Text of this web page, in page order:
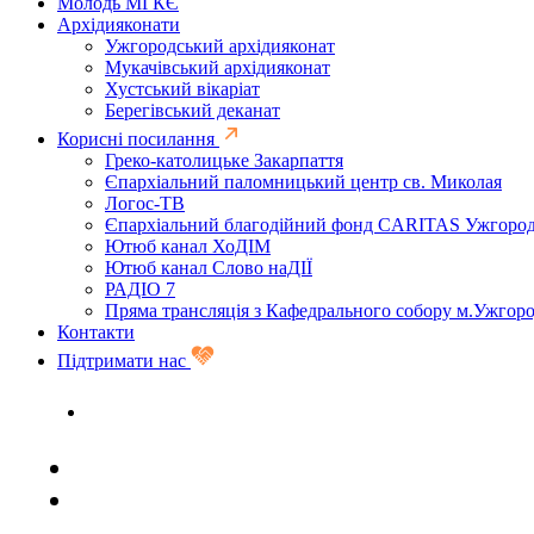
Архідияконати
Ужгородський архідияконат
Мукачівський архідияконат
Хустський вікаріат
Берегівський деканат
Корисні посилання
Греко-католицьке Закарпаття
Єпархіальний паломницький центр св. Миколая
Логос-ТВ
Єпархіальний благодійний фонд CARITAS
Ютюб канал ХоДІМ
Ютюб канал Слово наДІЇ
РАДІО 7
Пряма трансляція з Кафедрального собору
Контакти
Підтримати нас